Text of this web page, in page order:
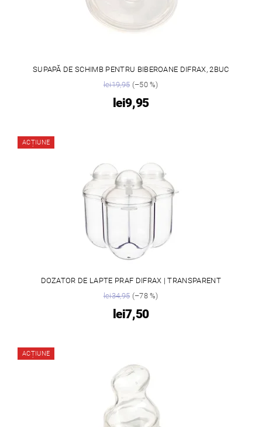
SUPAPĂ DE SCHIMB PENTRU BIBEROANE DIFRAX, 2BUC
lei19,95(–50 %)
lei9,95
ACȚIUNE
DOZATOR DE LAPTE PRAF DIFRAX | TRANSPARENT
lei34,95(–78 %)
lei7,50
ACȚIUNE